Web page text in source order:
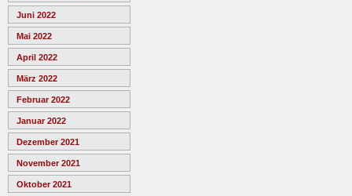
Juni 2022
Mai 2022
April 2022
März 2022
Februar 2022
Januar 2022
Dezember 2021
November 2021
Oktober 2021